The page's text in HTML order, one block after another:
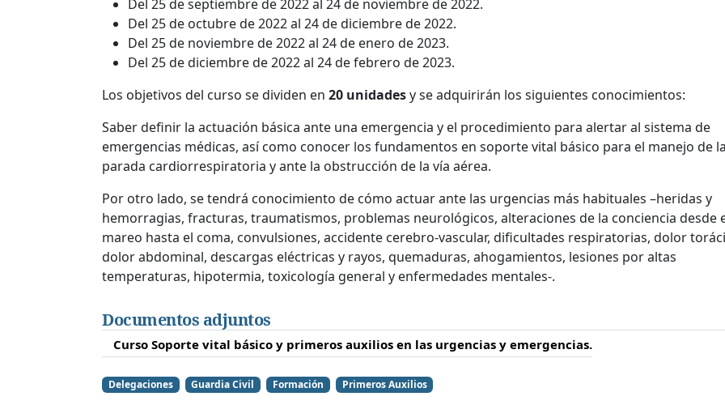
Del 25 de septiembre de 2022 al 24 de noviembre de 2022.
Del 25 de octubre de 2022 al 24 de diciembre de 2022.
Del 25 de noviembre de 2022 al 24 de enero de 2023.
Del 25 de diciembre de 2022 al 24 de febrero de 2023.
Los objetivos del curso se dividen en 20 unidadesy se adquirirán los siguientes conocimientos:
Saber definir la actuación básica ante una emergencia y el procedimiento para alertar al sistema de
emergencias médicas, así como conocer los fundamentos en soporte vital básico para el manejo de la
parada cardiorrespiratoria y ante la obstrucción de la vía aérea.
Por otro lado, se tendrá conocimiento de cómo actuar ante las urgencias más habituales –heridas y
hemorragias, fracturas, traumatismos, problemas neurológicos, alteraciones de la conciencia desde
mareo hasta el coma, convulsiones, accidente cerebro-vascular, dificultades respiratorias, dolor
dolor abdominal, descargas eléctricas y rayos, quemaduras, ahogamientos, lesiones por altas
temperaturas, hipotermia, toxicología general y enfermedades mentales-.
Documentos adjuntos
Curso Soporte vital básico y primeros auxilios en las urgencias y emergencias.
Delegaciones Guardia Civil Formación Primeros Auxilios